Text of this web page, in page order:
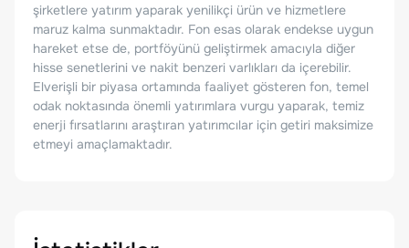
şirketlere yatırım yaparak yenilikçi ürün ve hizmetlere
maruz kalma sunmaktadır. Fon esas olarak endekse uygun
hareket etse de, portföyünü geliştirmek amacıyla diğer
hisse senetlerini ve nakit benzeri varlıkları da içerebilir.
Elverişli bir piyasa ortamında faaliyet gösteren fon, temel
odak noktasında önemli yatırımlara vurgu yaparak, temiz
enerji fırsatlarını araştıran yatırımcılar için getiri maksimize
etmeyi amaçlamaktadır.